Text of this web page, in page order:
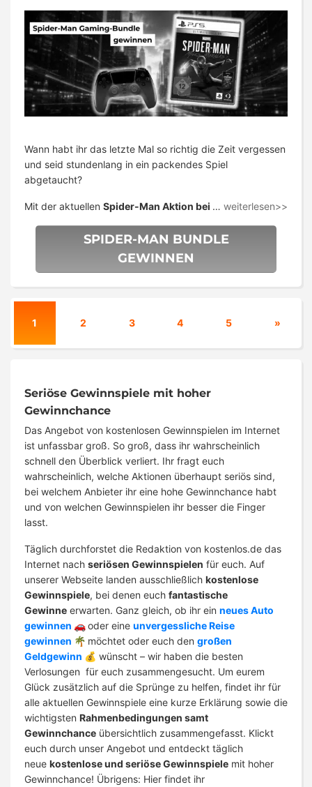
Wann habt ihr das letzte Mal so richtig die Zeit vergessen
und seid stundenlang in ein packendes Spiel
abgetaucht?
Mit der aktuellen Spider-Man Aktion bei … weiterlesen>>
SPIDER-MAN BUNDLE
GEWINNEN
1 2 3 4 5 »
Seriöse Gewinnspiele mit hoher
Gewinnchance
Das Angebot von kostenlosen Gewinnspielen im Internet
ist unfassbar groß. So groß, dass ihr wahrscheinlich
schnell den Überblick verliert. Ihr fragt euch
wahrscheinlich, welche Aktionen überhaupt seriös sind,
bei welchem Anbieter ihr eine hohe Gewinnchance habt
und von welchen Gewinnspielen ihr besser die Finger
lasst.
Täglich durchforstet die Redaktion von kostenlos.de das
Internet nach seriösen Gewinnspielen für euch. Auf
unserer Webseite landen ausschließlich kostenlose
Gewinnspiele, bei denen euch fantastische
Gewinne erwarten. Ganz gleich, ob ihr ein neues Auto
gewinnen 🚗oder eine unvergessliche Reise
gewinnen 🌴 möchtet oder euch den großen
Geldgewinn 💰 wünscht – wir haben die besten
Verlosungen für euch zusammengesucht. Um eurem
Glück zusätzlich auf die Sprünge zu helfen, findet ihr für
alle aktuellen Gewinnspiele eine kurze Erklärung sowie die
wichtigsten Rahmenbedingungen samt
Gewinnchance übersichtlich zusammengefasst. Klickt
euch durch unser Angebot und entdeckt täglich
neue kostenlose und seriöse Gewinnspiele mit hoher
Gewinnchance! Übrigens: Hier findet ihr